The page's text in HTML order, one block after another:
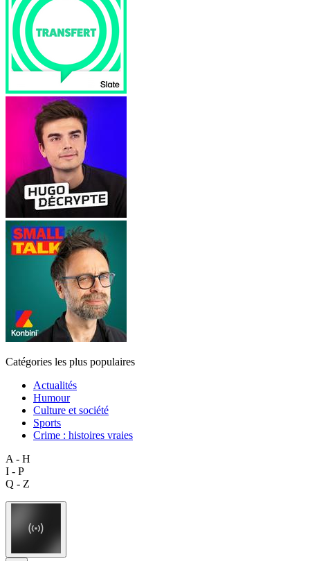
Catégories les plus populaires
Actualités
Humour
Culture et société
Sports
Crime : histoires vraies
A - H
I - P
Q - Z